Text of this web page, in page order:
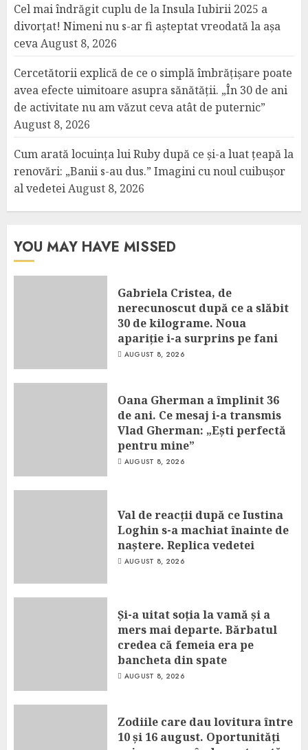
Cel mai îndrăgit cuplu de la Insula Iubirii 2025 a
divorțat! Nimeni nu s-ar fi așteptat vreodată la așa
cevaAugust 8, 2026
Cercetătorii explică de ce o simplă îmbrățișare poate
avea efecte uimitoare asupra sănătății. „În 30 de ani
de activitate nu am văzut ceva atât de puternic”
August 8, 2026
Cum arată locuința lui Ruby după ce și-a luat țeapă la
renovări: „Banii s-au dus.” Imagini cu noul cuibușor
al vedeteiAugust 8, 2026
YOU MAY HAVE MISSED
Gabriela Cristea, de
nerecunoscut după ce a slăbit
30 de kilograme. Noua
apariție i-a surprins pe fani
AUGUST 8, 2026
Oana Gherman a împlinit 36
de ani. Ce mesaj i-a transmis
Vlad Gherman: „Ești perfectă
pentru mine”
AUGUST 8, 2026
Val de reacții după ce Iustina
Loghin s-a machiat înainte de
naștere. Replica vedetei
AUGUST 8, 2026
Și-a uitat soția la vamă și a
mers mai departe. Bărbatul
credea că femeia era pe
bancheta din spate
AUGUST 8, 2026
Zodiile care dau lovitura între
10 și 16 august. Oportunități